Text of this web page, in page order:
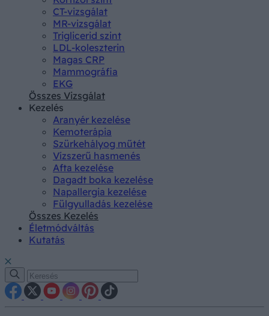
CT-vizsgálat
MR-vizsgálat
Triglicerid szint
LDL-koleszterin
Magas CRP
Mammográfia
EKG
Összes Vizsgálat
Kezelés
Aranyér kezelése
Kemoterápia
Szürkehályog műtét
Vízszerű hasmenés
Afta kezelése
Dagadt boka kezelése
Napallergia kezelése
Fülgyulladás kezelése
Összes Kezelés
Életmódváltás
Kutatás